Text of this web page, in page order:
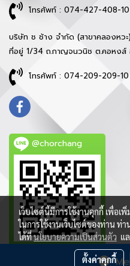
โทรศัพท์ : 074-427-408-10
บริษัท ช ช้าง จำกัด (สาขาคลองหวะ)
ที่อยู่ 1/34 ถ.กาญจนวนิช ต.คอหงส์
โทรศัพท์ : 074-209-209-10
@chorchang
เว็บไซต์นี้มีการใช้งานคุกกี้ เพื่อ
ในการใช้งานเว็บไซต์ของท่าน ท่
ได้ที่นโยบายความเป็นส่วนตัว แ
ตั้งค่าคุกกี้